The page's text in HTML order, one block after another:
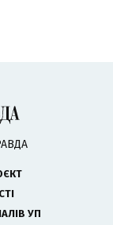
УП